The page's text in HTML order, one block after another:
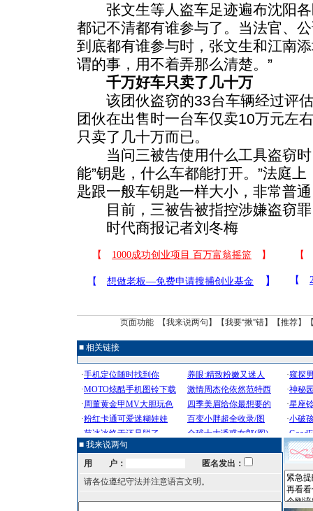
张文生等人盗车足迹遍布沈阳各
都记不清都有谁参与了。当法官、
到底都有谁参与时，张文生和江南
谓的事，用不着弄那么清楚。”
千万好车只卖了几十万
该团伙盗窃的33台车辆经过评估
团伙在出售时一台车仅卖10万元左
只卖了几十万而已。
当问三被告使用什么工具盗窃时
能”钥匙，什么车都能打开。”法庭上
匙跟一般车钥匙一样大小，非常普
目前，三被告被指控涉嫌盗窃罪
时代商报记者刘冬梅
页面功能 【我来说两句 】【我要“揪”错】【推荐】
■ 相关链接
■ 我来说两句
用 户：
匿名发出：
请各位遵纪守法并注意语言文明。